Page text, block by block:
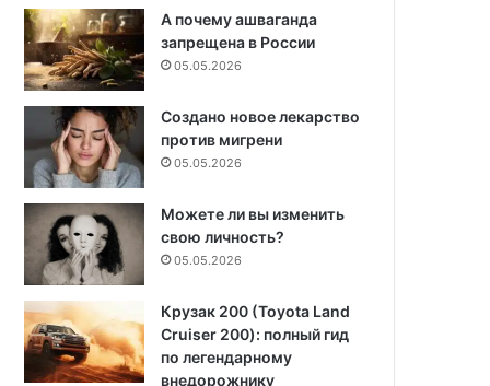
А почему ашваганда
запрещена в России
05.05.2026
Создано новое лекарство
против мигрени
05.05.2026
Можете ли вы изменить
свою личность?
05.05.2026
Крузак 200 (Toyota Land
Cruiser 200): полный гид
по легендарному
внедорожнику